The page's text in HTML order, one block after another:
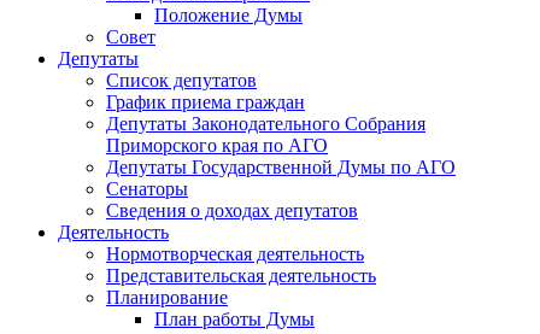
Положение Думы
Совет
Депутаты
Список депутатов
График приема граждан
Депутаты Законодательного Собрания
Приморского края по АГО
Депутаты Государственной Думы по АГО
Сенаторы
Сведения о доходах депутатов
Деятельность
Нормотворческая деятельность
Представительская деятельность
Планирование
План работы Думы